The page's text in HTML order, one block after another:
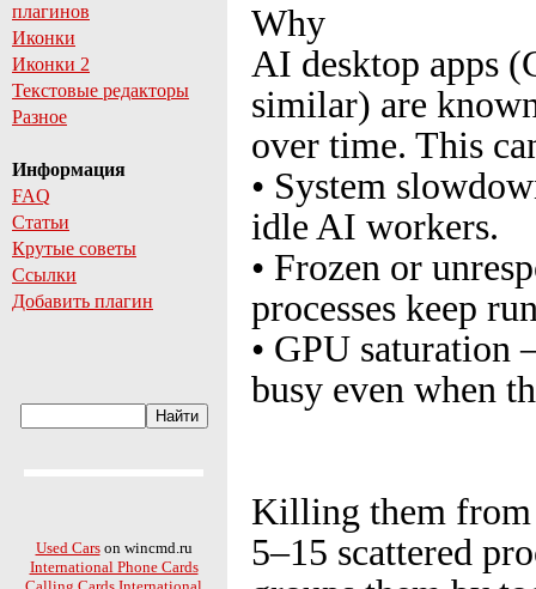
плагинов
Иконки
Иконки 2
Текстовые редакторы
Разное
Информация
FAQ
Статьи
Крутые советы
Ссылки
Добавить плагин
Used Carson wincmd.ru
International Phone Cards
Why
AI desktop apps
similar) are
over time. This
• System
idle AI workers.
• Frozen or
processes keep
• GPU saturation
busy even when
Killing them from
5–15 scattered